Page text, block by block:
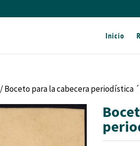
Inicio
/ Boceto para la cabecera periodística